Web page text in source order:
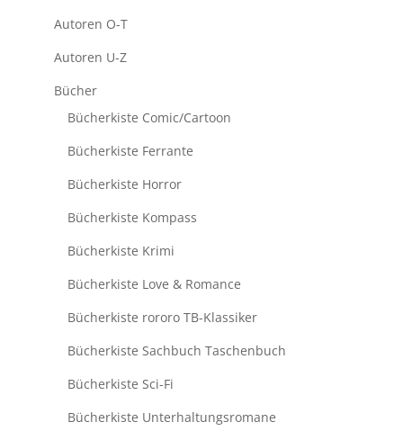
Autoren O-T
Autoren U-Z
Bücher
Bücherkiste Comic/Cartoon
Bücherkiste Ferrante
Bücherkiste Horror
Bücherkiste Kompass
Bücherkiste Krimi
Bücherkiste Love & Romance
Bücherkiste rororo TB-Klassiker
Bücherkiste Sachbuch Taschenbuch
Bücherkiste Sci-Fi
Bücherkiste Unterhaltungsromane